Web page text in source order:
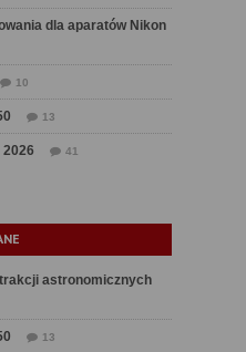
dla aparatów Nikon
10
13
2026 41
astronomicznych
13